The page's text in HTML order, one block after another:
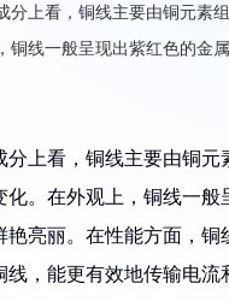
上看，铜线主要由铜元素
线一般呈现出紫红色的金
上看，铜线主要由铜
。在外观上，铜线一般
亮丽。在性能方面，
，能更有效地传输电